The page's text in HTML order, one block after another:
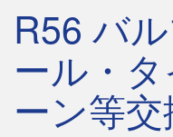
R56 バ
ール・
ーン等交